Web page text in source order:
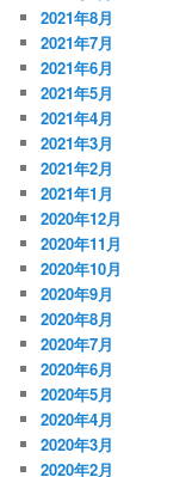
2021年8月
2021年7月
2021年6月
2021年5月
2021年4月
2021年3月
2021年2月
2021年1月
2020年12月
2020年11月
2020年10月
2020年9月
2020年8月
2020年7月
2020年6月
2020年5月
2020年4月
2020年3月
2020年2月